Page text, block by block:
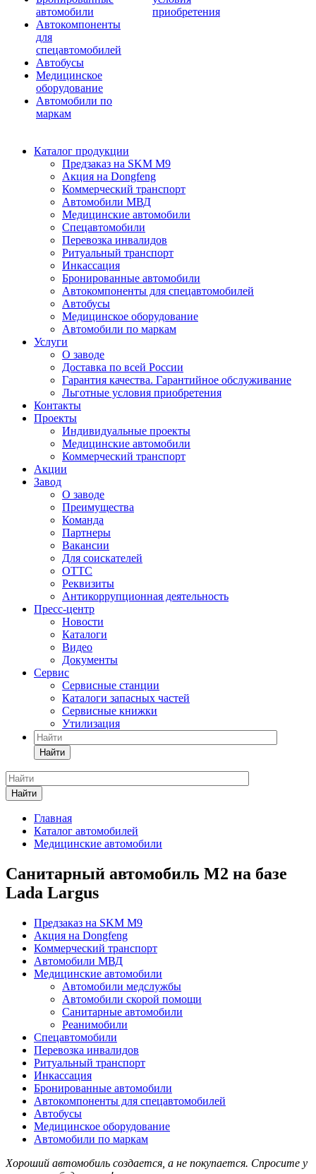
автомобили
Автокомпоненты
для
спецавтомобилей
Автобусы
Медицинское
оборудование
Автомобили по
маркам
приобретения
Каталог продукции
Предзаказ на SKM M9
Акция на Dongfeng
Коммерческий транспорт
Автомобили МВД
Медицинские автомобили
Спецавтомобили
Перевозка инвалидов
Ритуальный транспорт
Инкассация
Бронированные автомобили
Автокомпоненты для спецавтомобилей
Автобусы
Медицинское оборудование
Автомобили по маркам
Услуги
О заводе
Доставка по всей России
Гарантия качества. Гарантийное обслуживание
Льготные условия приобретения
Контакты
Проекты
Индивидуальные проекты
Медицинские автомобили
Коммерческий транспорт
Акции
Завод
О заводе
Преимущества
Команда
Партнеры
Вакансии
Для соискателей
ОТТС
Реквизиты
Антикоррупционная деятельность
Пресс-центр
Новости
Каталоги
Видео
Документы
Сервис
Сервисные станции
Каталоги запасных частей
Сервисные книжки
Утилизация
Найти
Найти
Главная
Каталог автомобилей
Медицинские автомобили
Санитарный автомобиль М2 на базе
Lada Largus
Предзаказ на SKM M9
Акция на Dongfeng
Коммерческий транспорт
Автомобили МВД
Медицинские автомобили
Автомобили медслужбы
Автомобили скорой помощи
Санитарные автомобили
Реанимобили
Спецавтомобили
Перевозка инвалидов
Ритуальный транспорт
Инкассация
Бронированные автомобили
Автокомпоненты для спецавтомобилей
Автобусы
Медицинское оборудование
Автомобили по маркам
Хороший автомобиль создается, а не покупается. Спросите у